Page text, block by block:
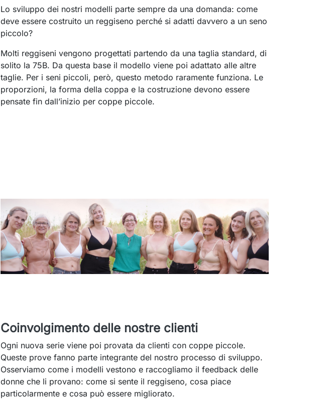
Lo sviluppo dei nostri modelli parte sempre da una domanda: come
deve essere costruito un reggiseno perché si adatti davvero a un seno
piccolo?
Molti reggiseni vengono progettati partendo da una taglia standard, di
solito la 75B. Da questa base il modello viene poi adattato alle altre
taglie. Per i seni piccoli, però, questo metodo raramente funziona. Le
proporzioni, la forma della coppa e la costruzione devono essere
pensate fin dall’inizio per coppe piccole.
Coinvolgimento delle nostre clienti
Ogni nuova serie viene poi provata da clienti con coppe piccole.
Queste prove fanno parte integrante del nostro processo di sviluppo.
Osserviamo come i modelli vestono e raccogliamo il feedback delle
donne che li provano: come si sente il reggiseno, cosa piace
particolarmente e cosa può essere migliorato.